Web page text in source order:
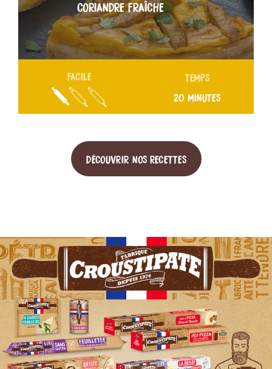
CORIANDRE FRAÎCHE
FACILE TEMPS
20 MINUTES
DÉCOUVRIR NOS RECETTES